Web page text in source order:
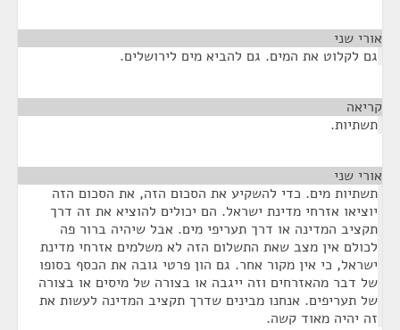
אורי שני
גם לקלוט את המים. גם להביא מים לירושלים.
קריאה
תשתיות.
אורי שני
תשתיות מים. כדי להשקיע את הסכום הזה, את הסכום הזה
יוציאו אזרחי מדינת ישראל. הם יכולים להוציא את זה דרך
תקציב המדינה או דרך תעריפי מים. אבל שיהיה ברור פה
לכולם אין מצב שאת התשלום הזה לא משלמים אזרחי מדינת
ישראל, כי אין מקור אחר. גם הון פרטי גובה את הכסף בסופו
של דבר מהאזרחים וזה ייגבה או בצורה של מיסים או בצורה
של תעריפים. אנחנו מבינים שדרך תקציב המדינה לעשות את
זה יהיה מאוד קשה.